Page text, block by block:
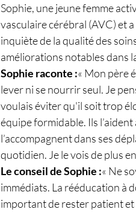
Sophie, une jeune femme
vasculaire cérébral (AVC) et
inquiète de la qualité des
améliorations notables dans
Sophie raconte :« Mon père
lever ni se nourrir seul. Je
voulais éviter qu'il soit trop
équipe formidable. Ils
l’accompagnent dans ses
quotidien. Je le vois de plus
Le conseil de Sophie :« Ne
immédiats. La rééducation à
important de rester patient et